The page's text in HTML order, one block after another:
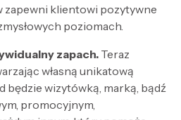
zapewni klientowi pozytywne
poziomach.
zapach. Teraz
własną unikatową
będzie wizytówką, marką, bądź
promocyjnym,